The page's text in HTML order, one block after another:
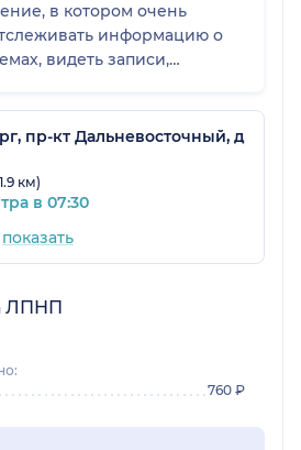
в котором очень
информацию о
видеть записи,
но часто плохо дело
рядом, особенно в
пр-кт Дальневосточный, д
км)
в 07:30
показать
ЛПНП
760 ₽